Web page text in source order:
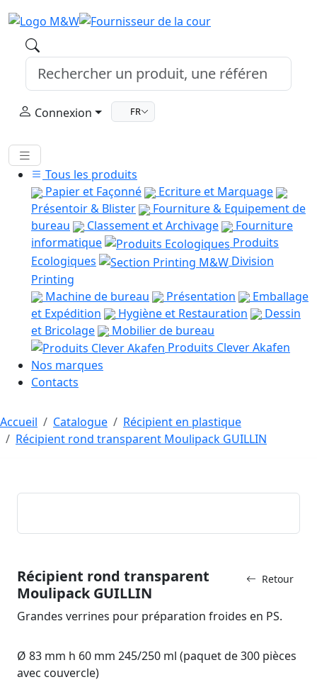
Connexion FR
Tous les produits
Papier et Façonné
Ecriture et Marquage
Présentoir & Blister
Fourniture & Equipement de
bureau
Classement et Archivage
Fourniture
informatique
Produits
Ecologiques
Division
Printing
Machine de bureau
Présentation
Emballage
et Expédition
Hygiène et Restauration
Dessin
et Bricolage
Mobilier de bureau
Produits Clever Akafen
Nos marques
Contacts
Accueil Catalogue
Récipient en plastique
Récipient rond transparent Moulipack GUILLIN
Retour
Récipient rond transparent
Moulipack GUILLIN
Grandes verrines pour préparation froides en PS.
Ø 83 mm h 60 mm 245/250 ml (paquet de 300 pièces
avec couvercle)